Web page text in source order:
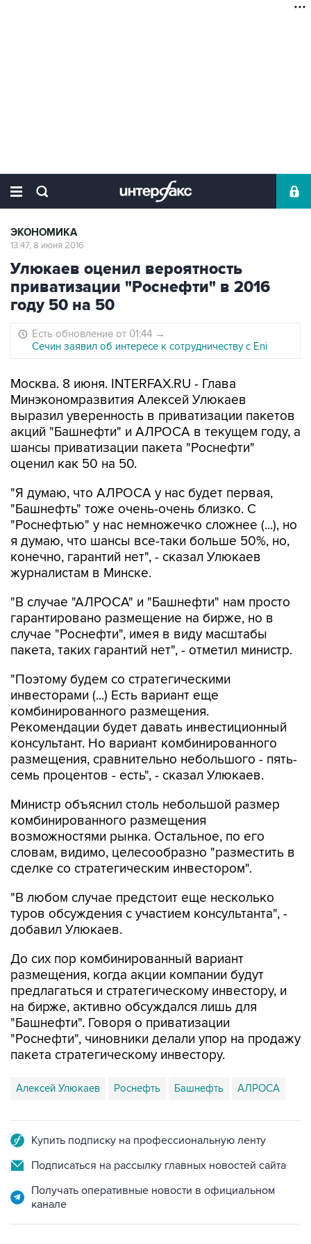
ЭКОНОМИКА
13:47, 8 июня 2016
Улюкаев оценил вероятность
приватизации "Роснефти" в 2016
году 50 на 50
Есть обновление от 01:44 →
Сечин заявил об интересе к сотрудничеству с Eni
Москва. 8 июня. INTERFAX.RU - Глава
Минэкономразвития Алексей Улюкаев
выразил уверенность в приватизации пакетов
акций "Башнефти" и АЛРОСА в текущем году, а
шансы приватизации пакета "Роснефти"
оценил как 50 на 50.
"Я думаю, что АЛРОСА у нас будет первая,
"Башнефть" тоже очень-очень близко. С
"Роснефтью" у нас немножечко сложнее (...), но
я думаю, что шансы все-таки больше 50%, но,
конечно, гарантий нет", - сказал Улюкаев
журналистам в Минске.
"В случае "АЛРОСА" и "Башнефти" нам просто
гарантировано размещение на бирже, но в
случае "Роснефти", имея в виду масштабы
пакета, таких гарантий нет", - отметил министр.
"Поэтому будем со стратегическими
инвесторами (...) Есть вариант еще
комбинированного размещения.
Рекомендации будет давать инвестиционный
консультант. Но вариант комбинированного
размещения, сравнительно небольшого - пять-
семь процентов - есть", - сказал Улюкаев.
Министр объяснил столь небольшой размер
комбинированного размещения
возможностями рынка. Остальное, по его
словам, видимо, целесообразно "разместить в
сделке со стратегическим инвестором".
"В любом случае предстоит еще несколько
туров обсуждения с участием консультанта", -
добавил Улюкаев.
До сих пор комбинированный вариант
размещения, когда акции компании будут
предлагаться и стратегическому инвестору, и
на бирже, активно обсуждался лишь для
"Башнефти". Говоря о приватизации
"Роснефти", чиновники делали упор на продажу
пакета стратегическому инвестору.
Алексей Улюкаев Роснефть Башнефть АЛРОСА
Купить подписку на профессиональную ленту
Подписаться на рассылку главных новостей сайта
Получать оперативные новости в официальном
канале